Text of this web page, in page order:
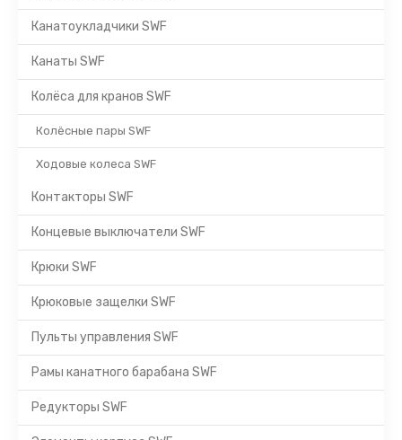
Канатоукладчики SWF
Канаты SWF
Колёса для кранов SWF
Колёсные пары SWF
Ходовые колеса SWF
Контакторы SWF
Концевые выключатели SWF
Крюки SWF
Крюковые защелки SWF
Пульты управления SWF
Рамы канатного барабана SWF
Редукторы SWF